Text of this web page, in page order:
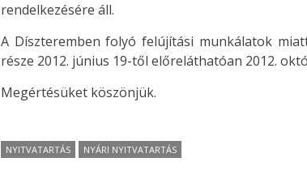
rendelkezésére áll.
A Díszteremben folyó felújítási munkálatok
része 2012. június 19-től előreláthatóan 2012.
Megértésüket köszönjük.
NYITVATARTÁS NYÁRI NYITVATARTÁS